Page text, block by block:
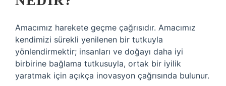
Amacımız harekete geçme çağrısıdır. Amacımız
kendimizi sürekli yenilenen bir tutkuyla
yönlendirmektir; insanları ve doğayı daha iyi
birbirine bağlama tutkusuyla, ortak bir iyilik
yaratmak için açıkça inovasyon çağrısında bulunur.